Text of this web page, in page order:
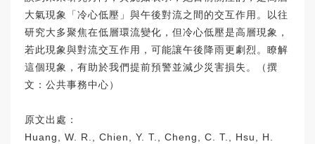
大氣現象「冷心低壓」與午後對流之間的交互作用。以往
研究大多聚焦在低層環流變化，但冷心低壓是高層現象，
若此現象與對流交互作用，可能讓午後降雨更劇烈。瞭解
這個現象，有助於我們提前預警並減少災害損失。（撰
文：公共事務中心）
原文出處：
Huang, W. R., Chien, Y. T., Cheng, C. T., Hsu, H.